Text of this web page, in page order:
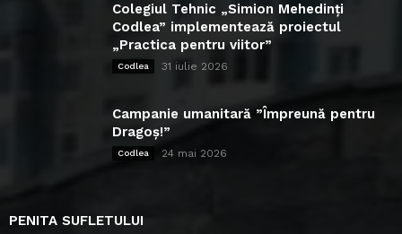
Colegiul Tehnic „Simion Mehedinți
Codlea” implementează proiectul
„Practica pentru viitor”
Codlea 31 iulie 2026
Campanie umanitară ”Împreună pentru
Dragoș!”
Codlea 24 mai 2026
PENITA SUFLETULUI